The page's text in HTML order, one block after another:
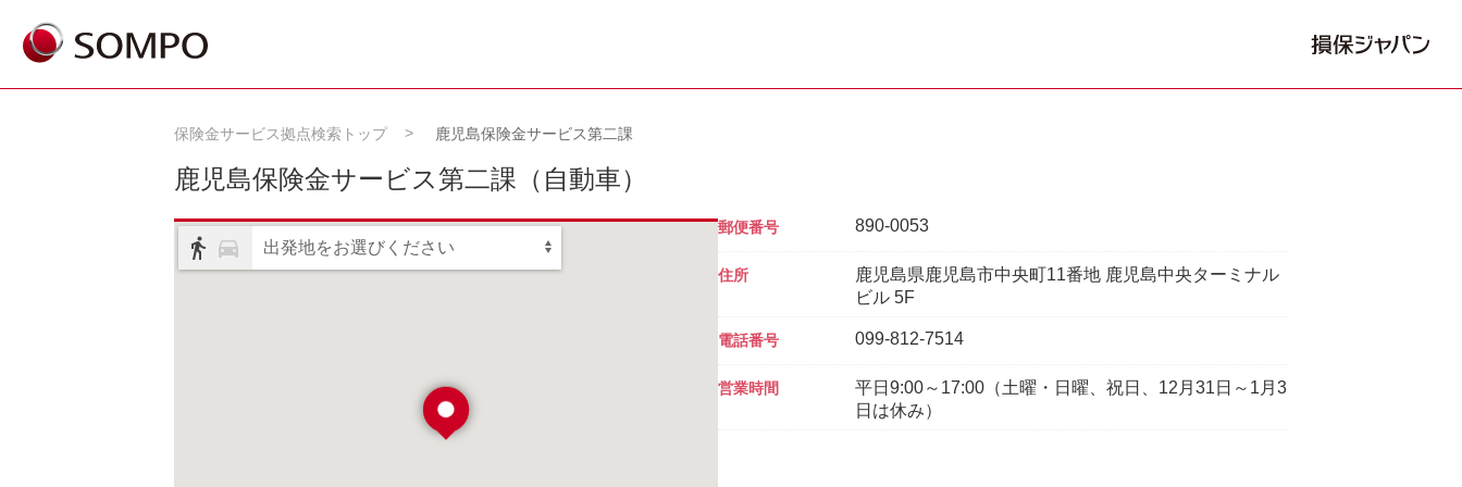
保険金サービス拠点検索トップ 鹿児島保険金サービス第二課
鹿児島保険金サービス第二課 （自動車）
出発地をお選びください
郵便番号 890-0053
住所
鹿児島県鹿児島市中央町11番地 鹿児島中央ターミナル
ビル 5F
電話番号 099-812-7514
営業時間
平日9:00～17:00（土曜・日曜、祝日、12月31日～1月3
日は休み）